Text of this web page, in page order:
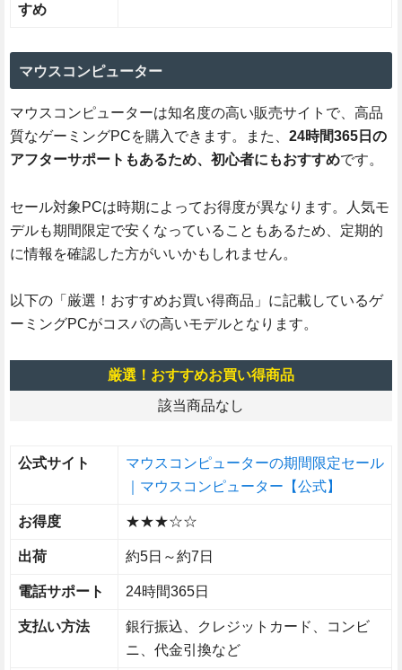
すめ
マウスコンピューター
マウスコンピューターは知名度の高い販売サイトで、高品
質なゲーミングPCを購入できます。また、 24時間365日の
アフターサポートもあるため、初心者にもおすすめです。
セール対象PCは時期によってお得度が異なります。人気モ
デルも期間限定で安くなっていることもあるため、定期的
に情報を確認した方がいいかもしれません。
以下の「厳選！おすすめお買い得商品」に記載しているゲ
ーミングPCがコスパの高いモデルとなります。
厳選！おすすめお買い得商品
該当商品なし
公式サイト
マウスコンピューターの期間限定セール
｜マウスコンピューター【公式】
お得度 ★★★☆☆
出荷 約5日～約7日
電話サポート 24時間365日
支払い方法
銀行振込、クレジットカード、コンビ
ニ、代金引換など